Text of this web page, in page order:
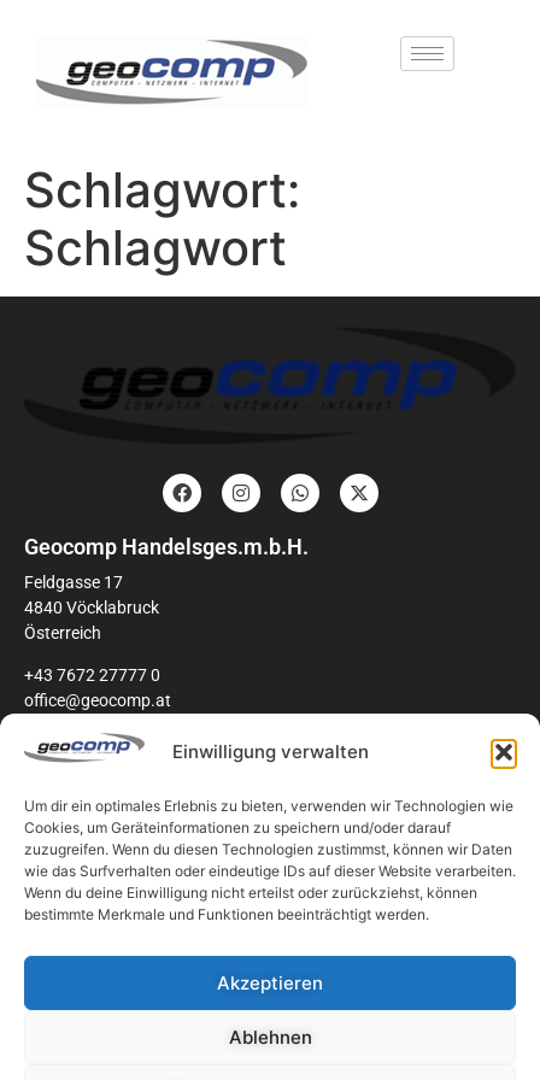
Einwilligung verwalten
Um dir ein optimales Erlebnis zu bieten, verwenden wir Technologien wie
Cookies, um Geräteinformationen zu speichern und/oder darauf
zuzugreifen. Wenn du diesen Technologien zustimmst, können wir Daten
wie das Surfverhalten oder eindeutige IDs auf dieser Website verarbeiten.
Wenn du deine Einwilligung nicht erteilst oder zurückziehst, können
bestimmte Merkmale und Funktionen beeinträchtigt werden.
Akzeptieren
Ablehnen
Schlagwort:
Schlagwort
Geocomp Handelsges.m.b.H.
Feldgasse 17
4840 Vöcklabruck
Österreich
+43 7672 27777 0
office@geocomp.at
Unternehmen
Links